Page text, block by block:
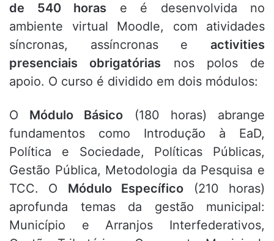
de 540 horas e é desenvolvida no
ambiente virtual Moodle, com atividades
síncronas, assíncronas e activities
presenciais obrigatórias nos polos de
apoio. O curso é dividido em dois módulos:
O Módulo Básico (180 horas) abrange
fundamentos como Introdução à EaD,
Política e Sociedade, Políticas Públicas,
Gestão Pública, Metodologia da Pesquisa e
TCC. O Módulo Específico (210 horas)
aprofunda temas da gestão municipal:
Município e Arranjos Interfederativos,